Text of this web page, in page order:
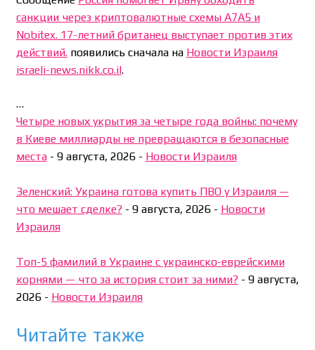
санкции через криптовалютные схемы A7A5 и
Nobitex. 17-летний британец выступает против этих
действий.появились сначала на Новости Израиля
israeli-news.nikk.co.il.
…
Четыре новых укрытия за четыре года войны: почему
в Киеве миллиарды не превращаются в безопасные
места- 9 августа, 2026- Новости Израиля
Зеленский: Украина готова купить ПВО у Израиля —
что мешает сделке?- 9 августа, 2026- Новости
Израиля
Топ-5 фамилий в Украине с украинско-еврейскими
корнями — что за история стоит за ними?- 9 августа,
2026- Новости Израиля
Читайте также